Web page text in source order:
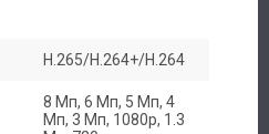
H.265/H.264+/H.264
8 Мп, 6 Мп, 5 Мп, 4
Мп, 3 Мп, 1080p, 1.3